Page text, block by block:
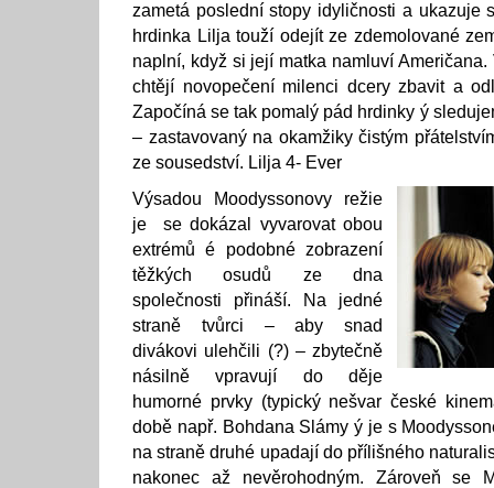
zametá poslední stopy idyličnosti a ukazuje
hrdinka Lilja touží odejít ze zdemolované
naplní, když si její matka namluví Američana.
chtějí novopečení milenci dcery zbavit a
Započíná se tak pomalý pád hrdinky ý
– zastavovaný na okamžiky čistým
ze sousedství. Lilja 4- Ever
Výsadou Moodyssonovy režie
je se dokázal vyvarovat obou
extrémů é podobné zobrazení
těžkých osudů ze dna
společnosti přináší. Na jedné
straně tvůrci – aby snad
divákovi ulehčili (?) – zbytečně
násilně vpravují do děje
humorné prvky (typický nešvar české
době např. Bohdana Slámy ý je s
na straně druhé upadají do přílišného
nakonec až nevěrohodným. Zároveň se